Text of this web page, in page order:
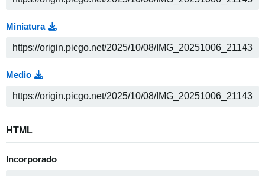
Miniatura
Medio
HTML
Incorporado